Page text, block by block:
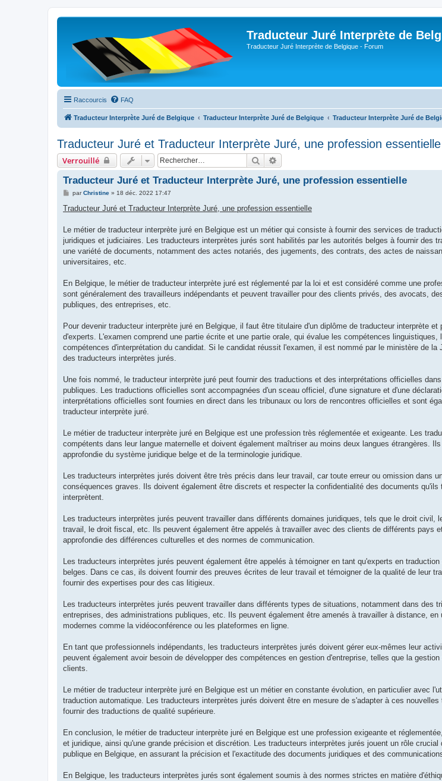
Traducteur Juré Interprète de
Traducteur Juré Interprète de Belgique - Forum
Raccourcis FAQ
Traducteur Interprète Juré de Belgique Traducteur Interprète Juré de Belgique Traducteur Interprète Juré de
Traducteur Juré et Traducteur Interprète Juré, une profession essentielle
Verrouillé Rechercher
Traducteur Juré et Traducteur Interprète Juré, une profession essentielle
M
s
s
g
parChristine» 18 déc. 2022 17:47
Traducteur Juré et Traducteur Interprète Juré, une profession essentielle
Le métier de traducteur interprète juré en Belgique est un métier qui consiste à fournir des services de
juridiques et judiciaires. Les traducteurs interprètes jurés sont habilités par les autorités belges à fournir des
une variété de documents, notamment des actes notariés, des jugements, des contrats, des actes de
universitaires, etc.
En Belgique, le métier de traducteur interprète juré est réglementé par la loi et est considéré comme une
sont généralement des travailleurs indépendants et peuvent travailler pour des clients privés, des avocats,
publiques, des entreprises, etc.
Pour devenir traducteur interprète juré en Belgique, il faut être titulaire d'un diplôme de traducteur interprète
d'experts. L'examen comprend une partie écrite et une partie orale, qui évalue les compétences
compétences d'interprétation du candidat. Si le candidat réussit l'examen, il est nommé par le ministère de
des traducteurs interprètes jurés.
Une fois nommé, le traducteur interprète juré peut fournir des traductions et des interprétations officielles
publiques. Les traductions officielles sont accompagnées d'un sceau officiel, d'une signature et d'une
interprétations officielles sont fournies en direct dans les tribunaux ou lors de rencontres officielles et sont
traducteur interprète juré.
Le métier de traducteur interprète juré en Belgique est une profession très réglementée et exigeante. Les
compétents dans leur langue maternelle et doivent également maîtriser au moins deux langues étrangères.
approfondie du système juridique belge et de la terminologie juridique.
Les traducteurs interprètes jurés doivent être très précis dans leur travail, car toute erreur ou omission dans
conséquences graves. Ils doivent également être discrets et respecter la confidentialité des documents
interprètent.
Les traducteurs interprètes jurés peuvent travailler dans différents domaines juridiques, tels que le droit civil,
travail, le droit fiscal, etc. Ils peuvent également être appelés à travailler avec des clients de différents pays
approfondie des différences culturelles et des normes de communication.
Les traducteurs interprètes jurés peuvent également être appelés à témoigner en tant qu'experts en
belges. Dans ce cas, ils doivent fournir des preuves écrites de leur travail et témoigner de la qualité de leur
fournir des expertises pour des cas litigieux.
Les traducteurs interprètes jurés peuvent travailler dans différents types de situations, notamment dans des
entreprises, des administrations publiques, etc. Ils peuvent également être amenés à travailler à distance,
modernes comme la vidéoconférence ou les plateformes en ligne.
En tant que professionnels indépendants, les traducteurs interprètes jurés doivent gérer eux-mêmes leur
peuvent également avoir besoin de développer des compétences en gestion d'entreprise, telles que la
clients.
Le métier de traducteur interprète juré en Belgique est un métier en constante évolution, en particulier avec
traduction automatique. Les traducteurs interprètes jurés doivent être en mesure de s'adapter à ces
fournir des traductions de qualité supérieure.
En conclusion, le métier de traducteur interprète juré en Belgique est une profession exigeante et
et juridique, ainsi qu'une grande précision et discrétion. Les traducteurs interprètes jurés jouent un rôle
publique en Belgique, en assurant la précision et l'exactitude des documents juridiques et des
En Belgique, les traducteurs interprètes jurés sont également soumis à des normes strictes en matière